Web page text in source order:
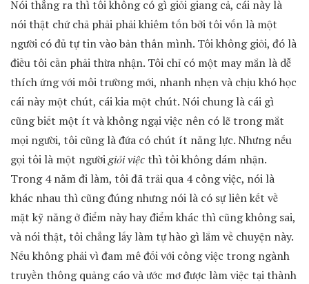
Nói thẳng ra thì tôi không có gì giỏi giang cả, cái này là
nói thật chứ chả phải phải khiêm tốn bởi tôi vốn là một
người có đủ tự tin vào bản thân mình. Tôi không giỏi, đó là
điều tôi cần phải thừa nhận. Tôi chỉ có một may mắn là dễ
thích ứng với môi trường mới, nhanh nhẹn và chịu khó học
cái này một chút, cái kia một chút. Nói chung là cái gì
cũng biết một ít và không ngại việc nên có lẽ trong mắt
mọi người, tôi cũng là đứa có chút ít năng lực. Nhưng nếu
gọi tôi là một ngườigiỏi việcthì tôi không dám nhận.
Trong 4 năm đi làm, tôi đã trải qua 4 công việc, nói là
khác nhau thì cũng đúng nhưng nói là có sự liên kết về
mặt kỹ năng ở điểm này hay điểm khác thì cũng không sai,
và nói thật, tôi chẳng lấy làm tự hào gì lắm về chuyện này.
Nếu không phải vì đam mê đối với công việc trong ngành
truyền thông quảng cáo và ước mơ được làm việc tại thành